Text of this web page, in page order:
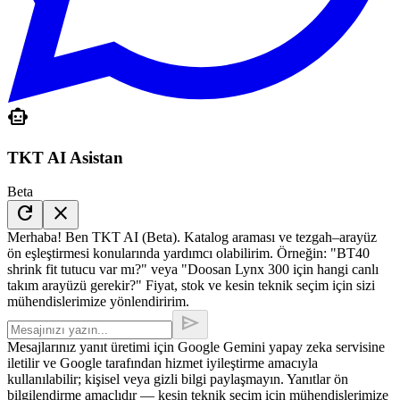
smart_toy
TKT AI Asistan
Beta
refresh close
Merhaba! Ben TKT AI (Beta). Katalog araması ve tezgah–arayüz
ön eşleştirmesi konularında yardımcı olabilirim. Örneğin: "BT40
shrink fit tutucu var mı?" veya "Doosan Lynx 300 için hangi canlı
takım arayüzü gerekir?" Fiyat, stok ve kesin teknik seçim için sizi
mühendislerimize yönlendiririm.
send
Mesajlarınız yanıt üretimi için Google Gemini yapay zeka servisine
iletilir ve Google tarafından hizmet iyileştirme amacıyla
kullanılabilir; kişisel veya gizli bilgi paylaşmayın. Yanıtlar ön
bilgilendirme amaçlıdır — kesin teknik seçim için mühendislerimize